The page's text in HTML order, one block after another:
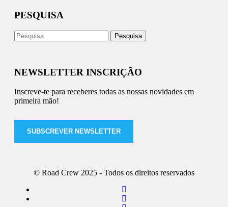
PESQUISA
NEWSLETTER INSCRIÇÃO
Inscreve-te para receberes todas as nossas novidades em
primeira mão!
SUBSCREVER NEWSLETTER
© Road Crew 2025 - Todos os direitos reservados